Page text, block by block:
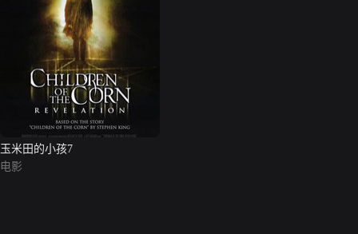
玉米田的小孩7
电影